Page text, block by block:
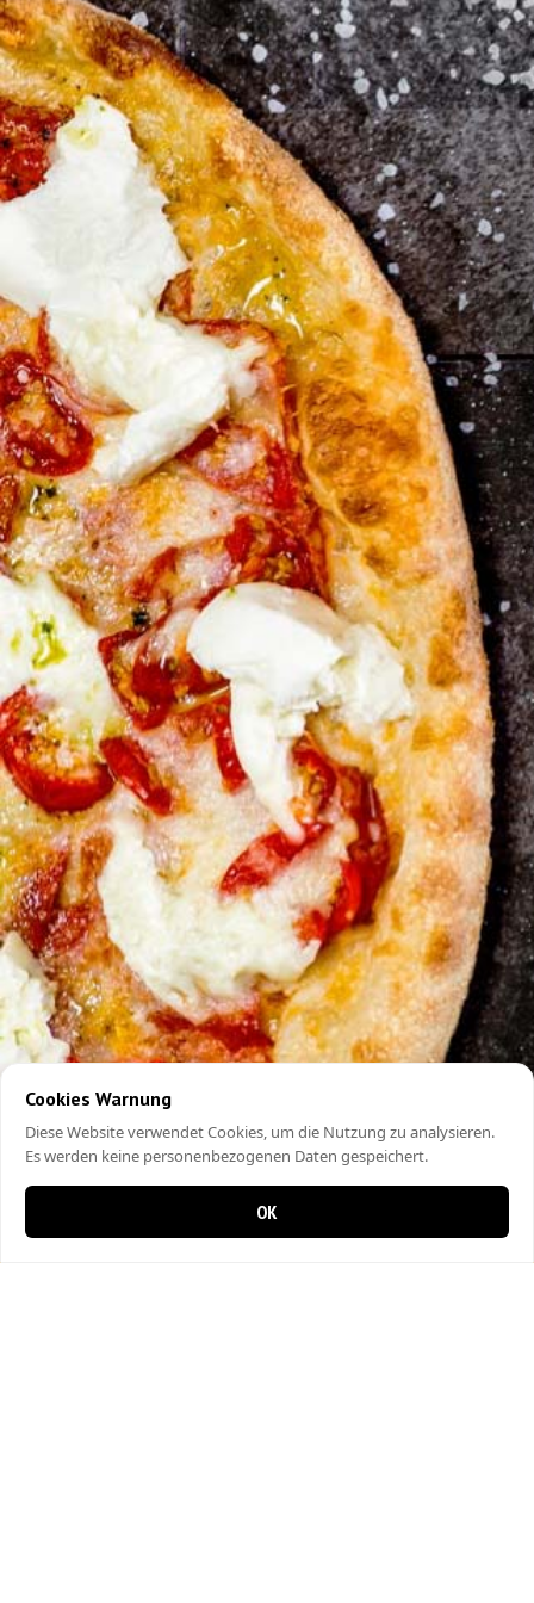
Cookies Warnung
Diese Website verwendet Cookies, um die Nutzung zu analysieren.
Es werden keine personenbezogenen Daten gespeichert.
OK